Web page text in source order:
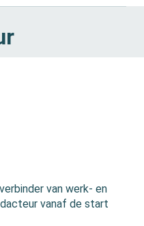
van werk- en
vanaf de start